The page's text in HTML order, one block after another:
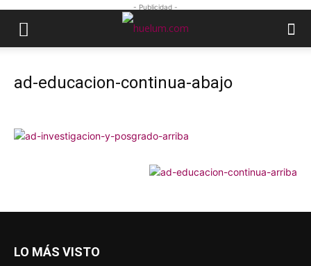
- Publicidad -
ad-educacion-continua-abajo
LO MÁS VISTO